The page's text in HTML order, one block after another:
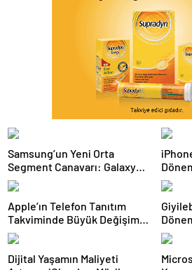
Samsung’un Yeni Orta
Segment Canavarı: Galaxy
F70 Pro 5G Modeli Tanıtıldı
Apple’ın Telefon Tanıtım
Takviminde Büyük Değişim
Kapıda
Dijital Yaşamın Maliyeti